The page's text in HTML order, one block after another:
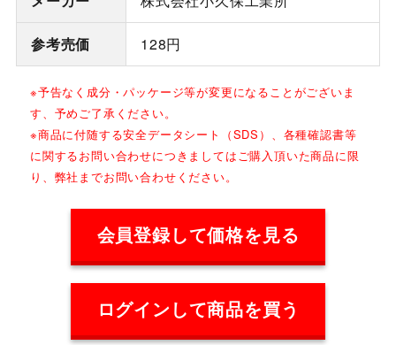
参考売価 128円
※予告なく成分・パッケージ等が変更になることがございま
す、予めご了承ください。
※商品に付随する安全データシート（SDS）、各種確認書等
に関するお問い合わせにつきましてはご購入頂いた商品に限
り、弊社までお問い合わせください。
会員登録して価格を見る
ログインして商品を買う